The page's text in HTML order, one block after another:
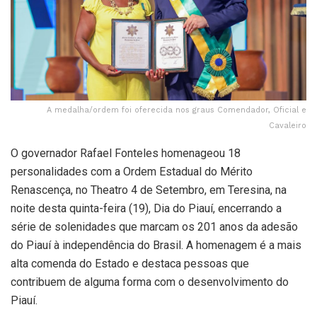
A medalha/ordem foi oferecida nos graus Comendador, Oficial e
Cavaleiro
O governador Rafael Fonteles homenageou 18
personalidades com a Ordem Estadual do Mérito
Renascença, no Theatro 4 de Setembro, em Teresina, na
noite desta quinta-feira (19), Dia do Piauí, encerrando a
série de solenidades que marcam os 201 anos da adesão
do Piauí à independência do Brasil. A homenagem é a mais
alta comenda do Estado e destaca pessoas que
contribuem de alguma forma com o desenvolvimento do
Piauí.